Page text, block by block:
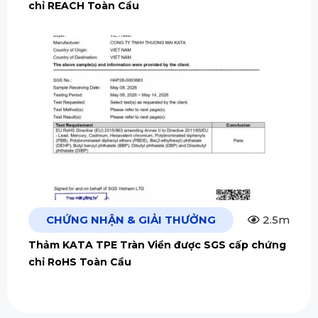
chỉ REACH Toàn Cầu
CHỨNG NHẬN & GIẢI THƯỞNG 2.5m
Thảm KATA TPE Tràn Viền được SGS cấp chứng
chỉ RoHS Toàn Cầu